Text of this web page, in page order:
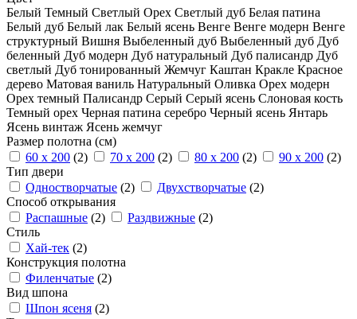
Белый Темный Светлый Орех Светлый дуб Белая патина
Белый дуб Белый лак Белый ясень Венге Венге модерн Венге
структурный Вишня Выбеленный дуб Выбеленный дуб Дуб
беленный Дуб модерн Дуб натуральный Дуб палисандр Дуб
светлый Дуб тонированный Жемчуг Каштан Кракле Красное
дерево Матовая ваниль Натуральный Оливка Орех модерн
Орех темный Палисандр Серый Серый ясень Слоновая кость
Темный орех Черная патина серебро Черный ясень Янтарь
Ясень винтаж Ясень жемчуг
Размер полотна (см)
60 x 200 (2) 70 x 200 (2) 80 x 200 (2) 90 x 200 (2)
Тип двери
Одностворчатые (2) Двухстворчатые (2)
Способ открывания
Распашные (2) Раздвижные (2)
Стиль
Хай-тек (2)
Конструкция полотна
Филенчатые (2)
Вид шпона
Шпон ясеня (2)